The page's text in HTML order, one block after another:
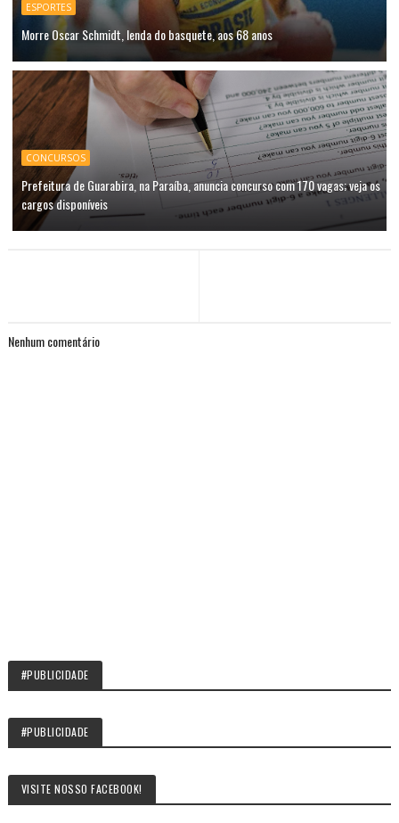
ESPORTES
Morre Oscar Schmidt, lenda do basquete, aos 68 anos
CONCURSOS
Prefeitura de Guarabira, na Paraíba, anuncia concurso com 170 vagas; veja os
cargos disponíveis
Nenhum comentário
#PUBLICIDADE
#PUBLICIDADE
VISITE NOSSO FACEBOOK!